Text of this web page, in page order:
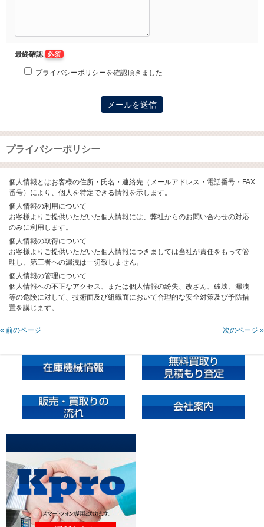
最終確認 必須
プライバシーポリシーを確認頂きました
プライバシーポリシー
個人情報とはお客様の住所・氏名・連絡先（メールアドレス・電話番号・FAX
番号）により、個人を特定できる情報を示します。
個人情報の利用について
お客様よりご提供いただいた個人情報には、弊社からのお問い合わせの対応
のみに利用します。
個人情報の取得について
お客様よりご提供いただいた個人情報につきましては当社が責任をもって管
理し、第三者への漏洩は一切致しません。
個人情報の管理について
個人情報への不正なアクセス、または個人情報の紛失、改ざん、破壊、漏洩
等の危険に対して、技術面及び組織面において合理的な安全対策及び予防措
置を講じます。
« 前のページ 次のページ »